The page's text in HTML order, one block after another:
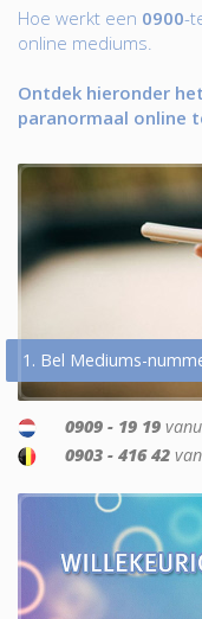
Hoe werkt een 0900-
online mediums.
Ontdek hieronder
paranormaal online
1. Bel Mediums-
0909 - 19 19
0903 - 416 42